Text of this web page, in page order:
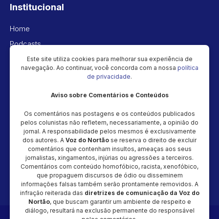
Institucional
Home
Podcasts
Vídeos
Política de privacidade
Newsletter
Cadastre seu e-mail e receba as novidades!
Cadastrar
Este site utiliza cookies para melhorar sua experiência de
navegação. Ao continuar, você concorda com a nossa política
de privacidade.
Aviso sobre Comentários e Conteúdos
Os comentários nas postagens e os conteúdos publicados
pelos colunistas não refletem, necessariamente, a opinião do
jornal. A responsabilidade pelos mesmos é exclusivamente
dos autores. A Voz do Nortão se reserva o direito de excluir
comentários que contenham insultos, ameaças aos seus
jornalistas, xingamentos, injúrias ou agressões a terceiros.
Comentários com conteúdo homofóbico, racista, xenofóbico,
que propaguem discursos de ódio ou disseminem
informações falsas também serão prontamente removidos. A
infração reiterada das diretrizes de comunicação da Voz do
Nortão, que buscam garantir um ambiente de respeito e
diálogo, resultará na exclusão permanente do responsável